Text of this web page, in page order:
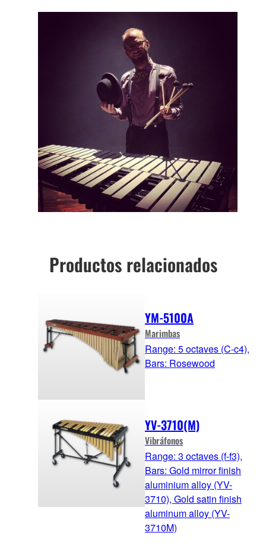
Productos relacionados
YM-5100A
Marimbas
Range: 5 octaves (C-c4),
Bars: Rosewood
YV-3710(M)
Vibráfonos
Range: 3 octaves (f-f3),
Bars: Gold mirror finish
aluminium alloy (YV-
3710), Gold satin finish
aluminum alloy (YV-
3710M)